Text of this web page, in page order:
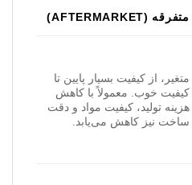
متفرقه (AFTERMARKET)
متغیر، از کیفیت بسیار پایین تا
کیفیت خوب. معمولاً با کاهش
هزینه تولید، کیفیت مواد و دقت
ساخت نیز کاهش می‌یابد.